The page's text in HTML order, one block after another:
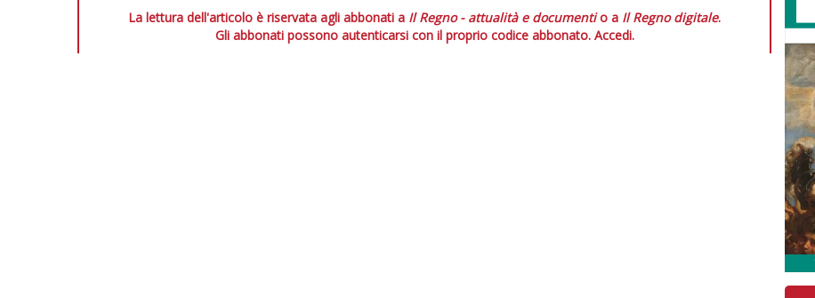
La lettura dell'articolo è riservata agli abbonati a Il Regno - attualità e documentio a Il Regno digitale.
Gli abbonati possono autenticarsi con il proprio codice abbonato. Accedi.